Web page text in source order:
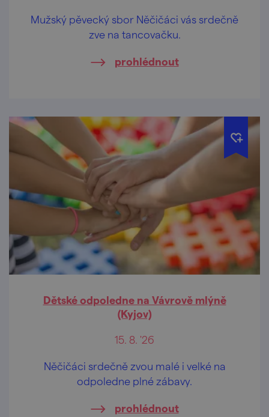
Mužský pěvecký sbor Něčičáci vás srdečně
zve na tancovačku.
prohlédnout
Dětské odpoledne na Vávrově mlýně
(Kyjov)
15. 8. '26
Něčičáci srdečně zvou malé i velké na
odpoledne plné zábavy.
prohlédnout